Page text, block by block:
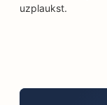
uzplaukst.